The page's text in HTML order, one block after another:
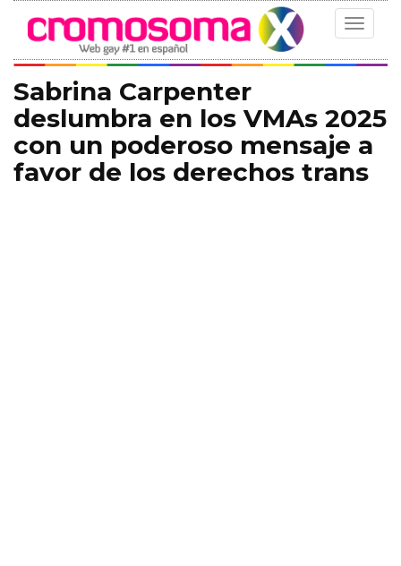
Toggle
Sabrina Carpenter
deslumbra en los VMAs 2025
con un poderoso mensaje a
favor de los derechos trans